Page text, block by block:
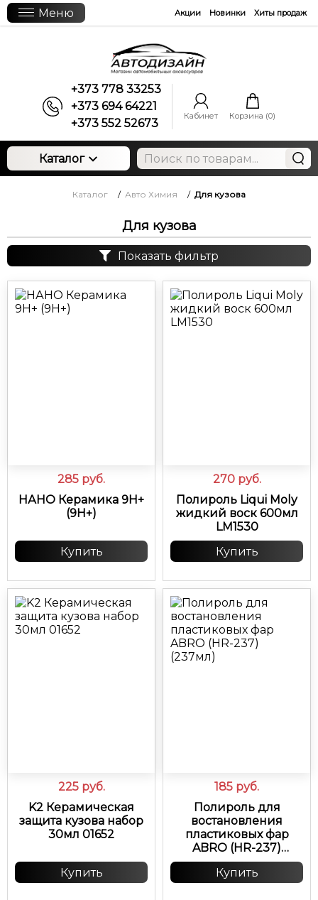
Меню Акции Новинки Хиты продаж
+373 778 33253
+373 694 64221
+373 552 52673
Кабинет Корзина (0)
Каталог
Каталог / Авто Химия / Для кузова
Для кузова
Показать фильтр
285 руб.
НАНО Керамика 9H+
(9H+)
Купить
270 руб.
Полироль Liqui Moly
жидкий воск 600мл
LM1530
Купить
225 руб.
K2 Керамическая
защита кузова набор
30мл 01652
Купить
185 руб.
Полироль для
востановления
пластиковых фар
ABRO (HR-237)
(237мл)
Купить